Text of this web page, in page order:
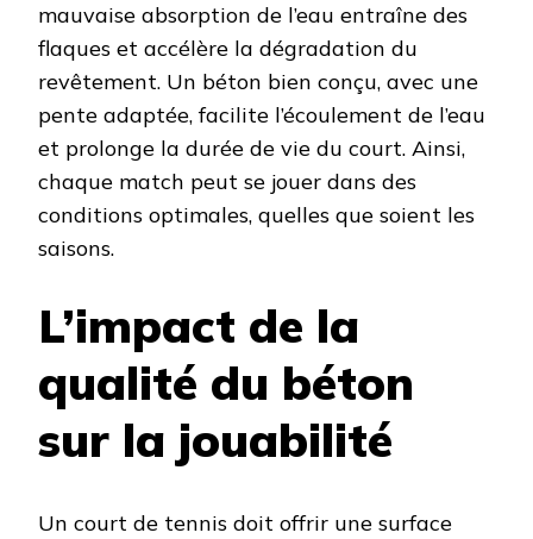
mauvaise absorption de l’eau entraîne des
flaques et accélère la dégradation du
revêtement. Un béton bien conçu, avec une
pente adaptée, facilite l’écoulement de l’eau
et prolonge la durée de vie du court. Ainsi,
chaque match peut se jouer dans des
conditions optimales, quelles que soient les
saisons.
L’impact de la
qualité du béton
sur la jouabilité
Un court de tennis doit offrir une surface